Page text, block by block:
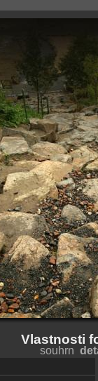
Vlastnosti
souhrn